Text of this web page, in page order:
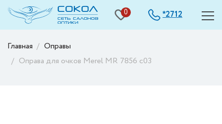
0 *2712
Главная
Оправы
Оправа для очков Merel МR 7856 с03